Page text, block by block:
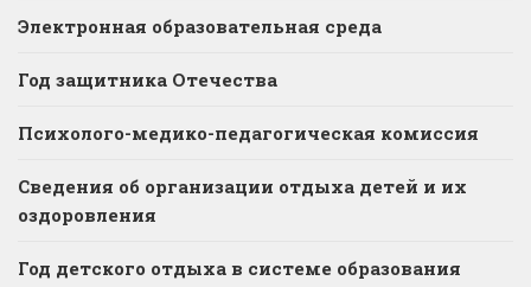
Электронная образовательная среда
Год защитника Отечества
Психолого-медико-педагогическая комиссия
Сведения об организации отдыха детей и их
оздоровления
Год детского отдыха в системе образования